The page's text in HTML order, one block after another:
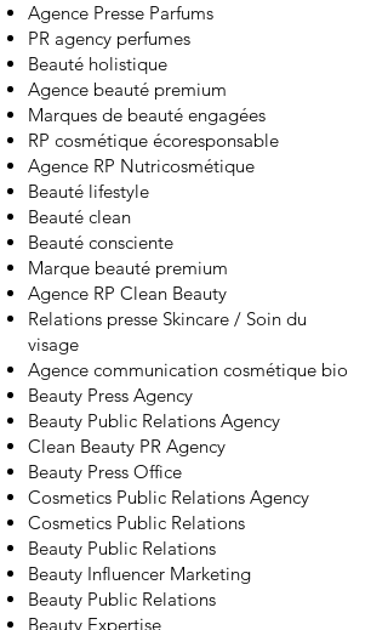
Agence Presse Parfums
PR agency perfumes
Beauté holistique
Agence beauté premium
Marques de beauté engagées
RP cosmétique écoresponsable
Agence RP Nutricosmétique
Beauté lifestyle
Beauté clean
Beauté consciente
Marque beauté premium
Agence RP Clean Beauty
Relations presse Skincare / Soin du
visage
Agence communication cosmétique bio
Beauty Press Agency
Beauty Public Relations Agency
Clean Beauty PR Agency
Beauty Press Office
Cosmetics Public Relations Agency
Cosmetics Public Relations
Beauty Public Relations
Beauty Influencer Marketing
Beauty Public Relations
Beauty Expertise